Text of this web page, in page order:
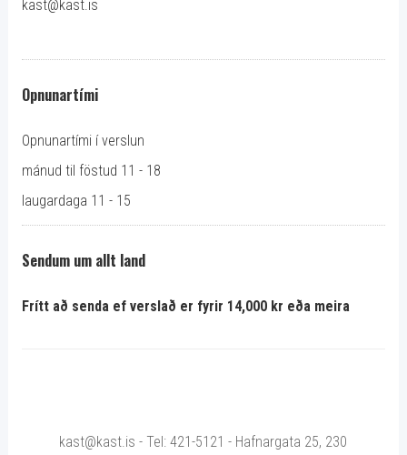
kast@kast.is
Opnunartími
Opnunartími í verslun
mánud til föstud 11 - 18
laugardaga 11 - 15
Sendum um allt land
Frítt að senda ef verslað er fyrir 14,000 kr eða meira
kast@kast.is - Tel: 421-5121 - Hafnargata 25, 230